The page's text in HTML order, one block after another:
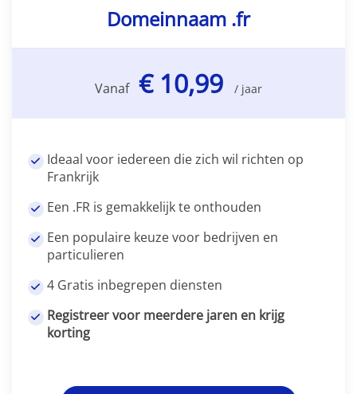
Domeinnaam .fr
Vanaf € 10,99 / jaar
Ideaal voor iedereen die zich wil richten op
Frankrijk
Een .FR is gemakkelijk te onthouden
Een populaire keuze voor bedrijven en
particulieren
4 Gratis inbegrepen diensten
Registreer voor meerdere jaren en krijg
korting